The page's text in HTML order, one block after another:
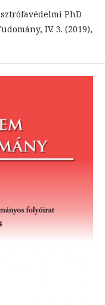
PhD
IV. 3. (2019),